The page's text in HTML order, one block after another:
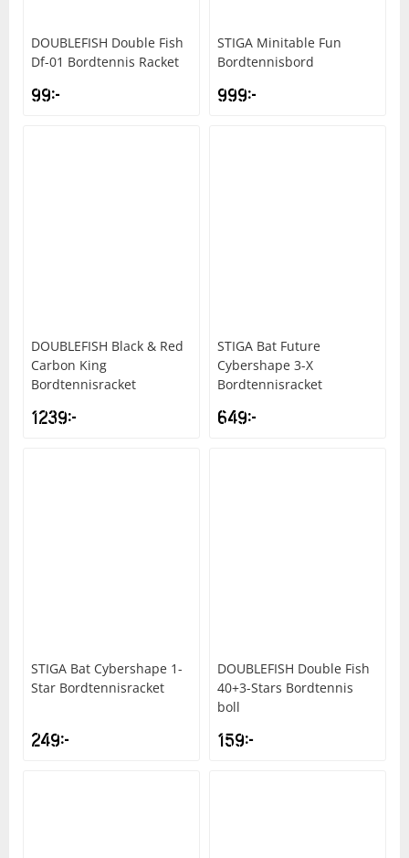
DOUBLEFISH Double Fish
Df-01 Bordtennis Racket
99kr
STIGA Minitable Fun
Bordtennisbord
999kr
DOUBLEFISH Black & Red
Carbon King
Bordtennisracket
1239kr
STIGA Bat Future
Cybershape 3-X
Bordtennisracket
649kr
STIGA Bat Cybershape 1-
Star Bordtennisracket
249kr
DOUBLEFISH Double Fish
40+3-Stars Bordtennis
boll
159kr